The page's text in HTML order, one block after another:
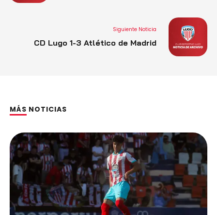
Siguiente Noticia
CD Lugo 1-3 Atlético de Madrid
MÁS NOTICIAS